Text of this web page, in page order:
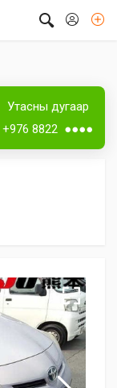
Утасны дугаар
+976 8822 ●●●●